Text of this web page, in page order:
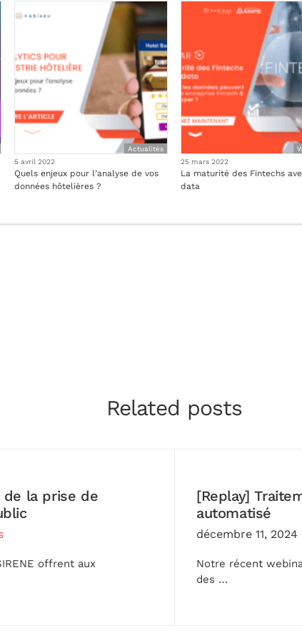
Actualités
5 avril 2022
Quels enjeux pour l’analyse de vos
données hôtelières ?
25 mars 2022
La maturité des Fintechs
data
Related posts
de la prise de
offrent aux
[Replay]
automatisé
décembre 11, 2024
Notre récent
des …